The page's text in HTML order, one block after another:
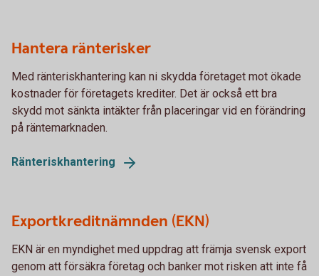
Hantera ränterisker
Med ränteriskhantering kan ni skydda företaget mot ökade
kostnader för företagets krediter. Det är också ett bra
skydd mot sänkta intäkter från placeringar vid en förändring
på räntemarknaden.
Ränteriskhantering
Exportkreditnämnden (EKN)
EKN är en myndighet med uppdrag att främja svensk export
genom att försäkra företag och banker mot risken att inte få